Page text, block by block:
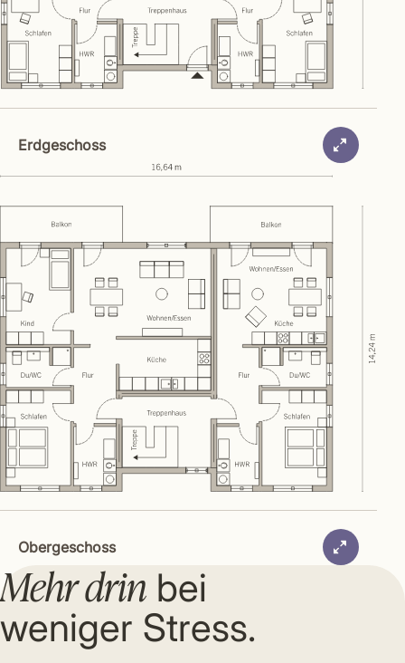
Erdgeschoss
Obergeschoss
Mehr drin bei
weniger Stress.